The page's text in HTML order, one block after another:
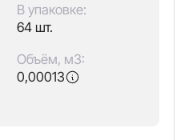
В упаковке:
64 шт.
Объём, м3:
0,00013